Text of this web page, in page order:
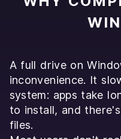
A full drive on
inconvenience. It
system: apps take
to install, and
files.